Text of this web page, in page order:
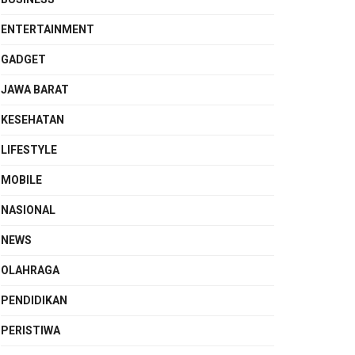
ENTERTAINMENT
GADGET
JAWA BARAT
KESEHATAN
LIFESTYLE
MOBILE
NASIONAL
NEWS
OLAHRAGA
PENDIDIKAN
PERISTIWA